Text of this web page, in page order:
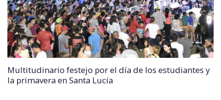
Multitudinario festejo por el día de los estudiantes y
la primavera en Santa Lucía